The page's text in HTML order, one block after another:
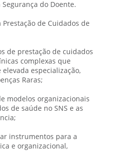
do Doente.
de Cuidados de
de prestação de cuidados
complexas que
especialização,
Raras;
modelos organizacionais
de saúde no SNS e as
instrumentos para a
e organizacional,